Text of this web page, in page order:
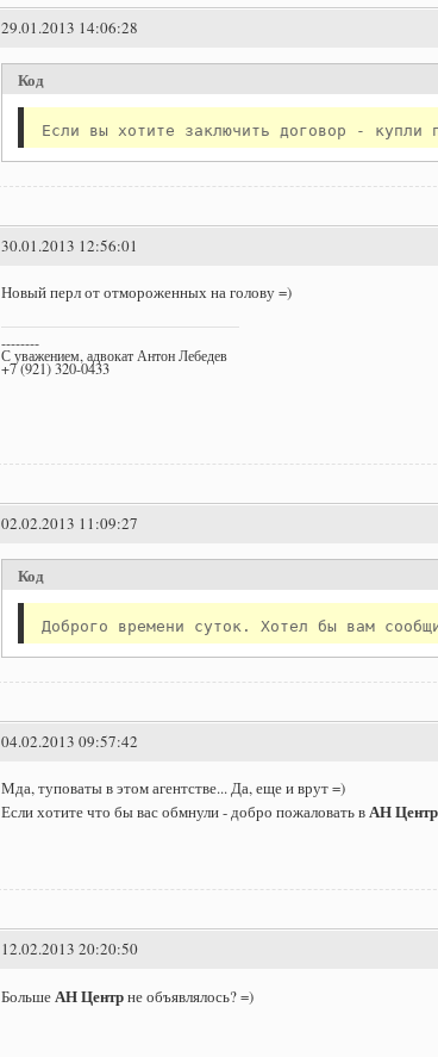
29.01.2013 14:06:28
Код
30.01.2013 12:56:01
Новый перл от отмороженных на голову =)
--------
С уважением, адвокат Антон Лебедев
+7 (921) 320-0433
02.02.2013 11:09:27
Код
Доброго времени суток. Хотел бы вам
04.02.2013 09:57:42
Мда, туповаты в этом агентстве... Да, еще и врут =)
Если хотите что бы вас обмнули - добро пожаловать в АН Центр
12.02.2013 20:20:50
Больше АН Центрне объявлялось? =)